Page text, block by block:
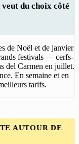
du choix côté
de Noël et de janvier
festivals — cerfs-
del Carmen en juillet.
En semaine et en
tarifs.
AUTOUR DE